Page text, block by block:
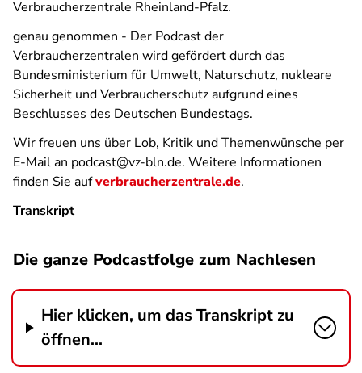
Verbraucherzentrale Rheinland-Pfalz.
genau genommen - Der Podcast der
Verbraucherzentralen wird gefördert durch das
Bundesministerium für Umwelt, Naturschutz, nukleare
Sicherheit und Verbraucherschutz aufgrund eines
Beschlusses des Deutschen Bundestags.
Wir freuen uns über Lob, Kritik und Themenwünsche per
E-Mail an podcast@vz-bln.de. Weitere Informationen
finden Sie aufverbraucherzentrale.de.
Transkript
Die ganze Podcastfolge zum Nachlesen
Hier klicken, um das Transkript zu
öffnen...